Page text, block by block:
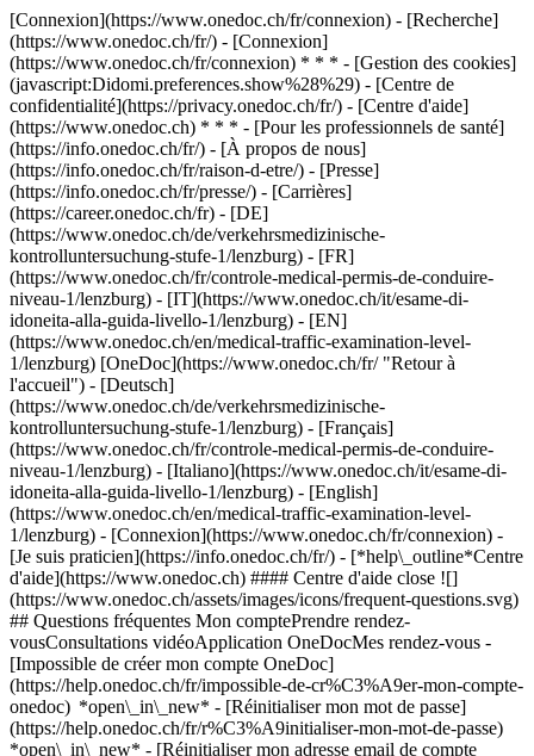
[Connexion](https://www.onedoc.ch/fr/connexion) - [Recherche]
(https://www.onedoc.ch/fr/) - [Connexion]
(https://www.onedoc.ch/fr/connexion) * * * - [Gestion des cookies]
(javascript:Didomi.preferences.show%28%29) - [Centre de
confidentialité](https://privacy.onedoc.ch/fr/) - [Centre d'aide]
(https://www.onedoc.ch) * * * - [Pour les professionnels de santé]
(https://info.onedoc.ch/fr/) - [À propos de nous]
(https://info.onedoc.ch/fr/raison-d-etre/) - [Presse]
(https://info.onedoc.ch/fr/presse/) - [Carrières]
(https://career.onedoc.ch/fr) - [DE]
(https://www.onedoc.ch/de/verkehrsmedizinische-
kontrolluntersuchung-stufe-1/lenzburg) - [FR]
(https://www.onedoc.ch/fr/controle-medical-permis-de-conduire-
niveau-1/lenzburg) - [IT](https://www.onedoc.ch/it/esame-di-
idoneita-alla-guida-livello-1/lenzburg) - [EN]
(https://www.onedoc.ch/en/medical-traffic-examination-level-
1/lenzburg) [OneDoc](https://www.onedoc.ch/fr/ "Retour à
l'accueil") - [Deutsch]
(https://www.onedoc.ch/de/verkehrsmedizinische-
kontrolluntersuchung-stufe-1/lenzburg) - [Français]
(https://www.onedoc.ch/fr/controle-medical-permis-de-conduire-
niveau-1/lenzburg) - [Italiano](https://www.onedoc.ch/it/esame-di-
idoneita-alla-guida-livello-1/lenzburg) - [English]
(https://www.onedoc.ch/en/medical-traffic-examination-level-
1/lenzburg) - [Connexion](https://www.onedoc.ch/fr/connexion) -
[Je suis praticien](https://info.onedoc.ch/fr/) - [*help\_outline*Centre
d'aide](https://www.onedoc.ch) #### Centre d'aide close ![]
(https://www.onedoc.ch/assets/images/icons/frequent-questions.svg)
## Questions fréquentes Mon comptePrendre rendez-
vousConsultations vidéoApplication OneDocMes rendez-vous -
[Impossible de créer mon compte OneDoc]
(https://help.onedoc.ch/fr/impossible-de-cr%C3%A9er-mon-compte-
onedoc) *open\_in\_new* - [Réinitialiser mon mot de passe]
(https://help.onedoc.ch/fr/r%C3%A9initialiser-mon-mot-de-passe)
*open\_in\_new* - [Réinitialiser mon adresse email de compte